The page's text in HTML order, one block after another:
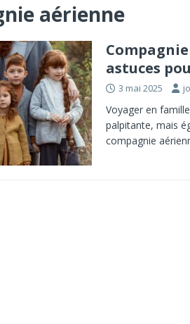
aérienne
astuces
3 mai 2025
Voyager en
palpitante, mais
compagnie